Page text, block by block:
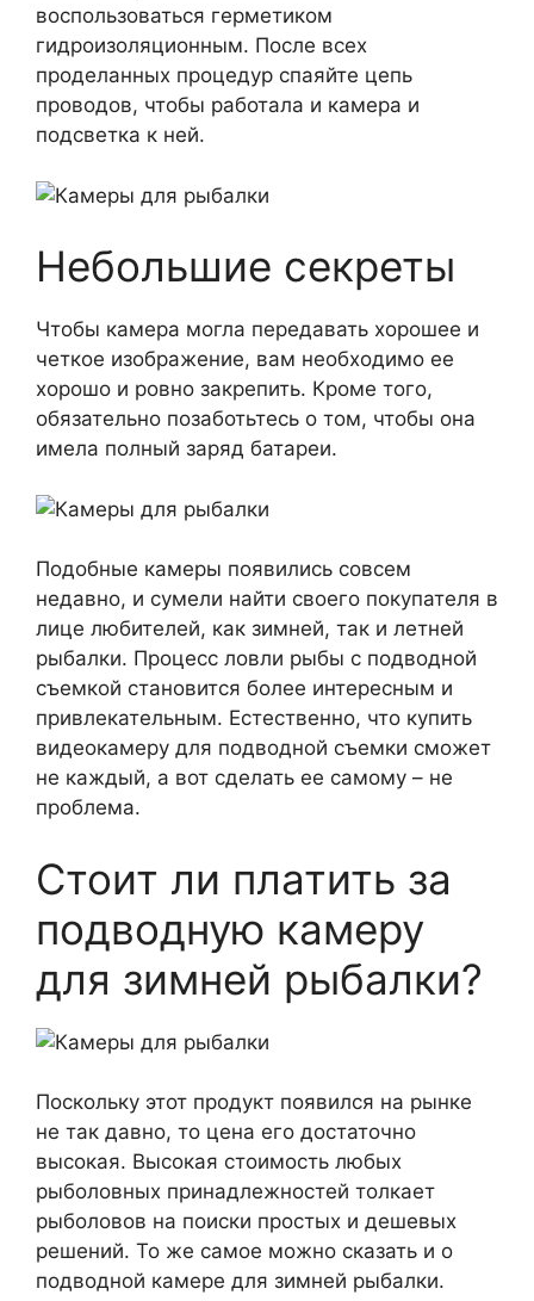
воспользоваться герметиком
гидроизоляционным. После всех
проделанных процедур спаяйте цепь
проводов, чтобы работала и камера и
подсветка к ней.
Небольшие секреты
Чтобы камера могла передавать хорошее и
четкое изображение, вам необходимо ее
хорошо и ровно закрепить. Кроме того,
обязательно позаботьтесь о том, чтобы она
имела полный заряд батареи.
Подобные камеры появились совсем
недавно, и сумели найти своего покупателя в
лице любителей, как зимней, так и летней
рыбалки. Процесс ловли рыбы с подводной
съемкой становится более интересным и
привлекательным. Естественно, что купить
видеокамеру для подводной съемки сможет
не каждый, а вот сделать ее самому – не
проблема.
Стоит ли платить за
подводную камеру
для зимней рыбалки?
Поскольку этот продукт появился на рынке
не так давно, то цена его достаточно
высокая. Высокая стоимость любых
рыболовных принадлежностей толкает
рыболовов на поиски простых и дешевых
решений. То же самое можно сказать и о
подводной камере для зимней рыбалки.